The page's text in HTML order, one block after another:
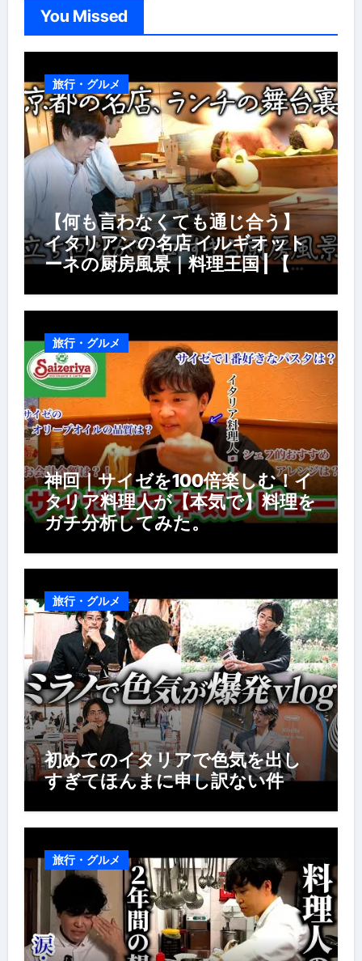
You Missed
旅行・グルメ
【何も言わなくても通じ合う】
イタリアンの名店 イルギオット
ーネの厨房風景｜料理王国 | 【厨
風景】
旅行・グルメ
神回｜サイゼを100倍楽しむ！イ
タリア料理人が【本気で】料理を
ガチ分析してみた。
旅行・グルメ
初めてのイタリアで色気を出し
すぎてほんまに申し訳ない件
旅行・グルメ